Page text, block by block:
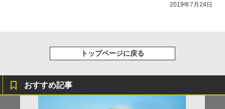
2019年7月24日
トップページに戻る
おすすめ記事